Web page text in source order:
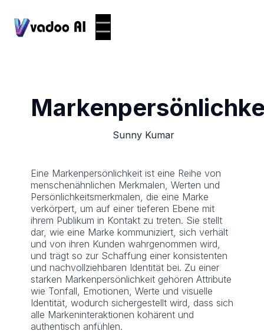
Sunny Kumar
Eine Markenpersönlichkeit ist eine Reihe von
menschenähnlichen Merkmalen, Werten und
Persönlichkeitsmerkmalen, die eine Marke
verkörpert, um auf einer tieferen Ebene mit
ihrem Publikum in Kontakt zu treten. Sie stellt
dar, wie eine Marke kommuniziert, sich verhält
und von ihren Kunden wahrgenommen wird,
und trägt so zur Schaffung einer konsistenten
und nachvollziehbaren Identität bei. Zu einer
starken Markenpersönlichkeit gehören Attribute
wie Tonfall, Emotionen, Werte und visuelle
Identität, wodurch sichergestellt wird, dass sich
alle Markeninteraktionen kohärent und
authentisch anfühlen.